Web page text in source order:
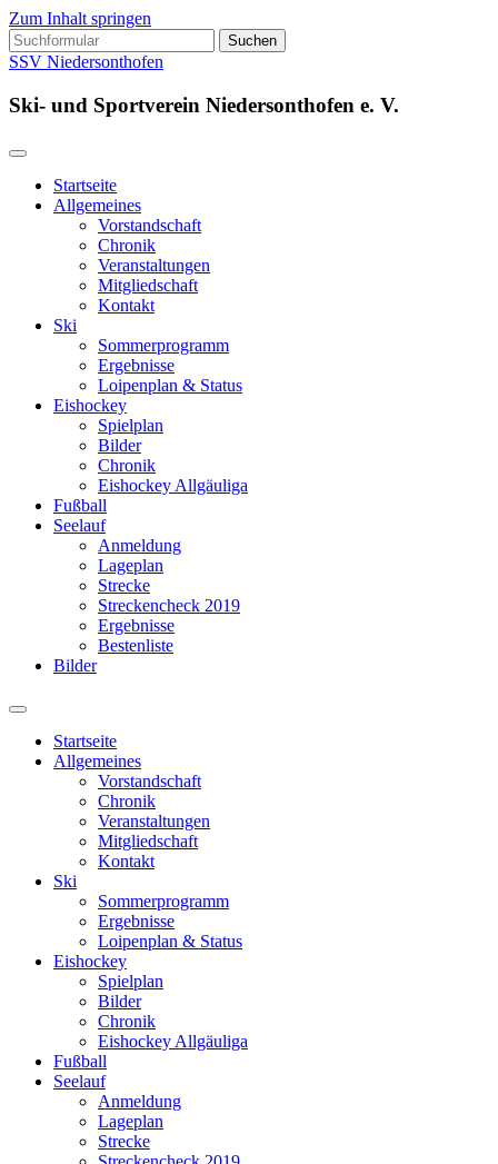
Zum Inhalt springen
Suchen
nach:
SSV Niedersonthofen
Ski- und Sportverein Niedersonthofen e. V.
Startseite
Allgemeines
Vorstandschaft
Chronik
Veranstaltungen
Mitgliedschaft
Kontakt
Ski
Sommerprogramm
Ergebnisse
Loipenplan & Status
Eishockey
Spielplan
Bilder
Chronik
Eishockey Allgäuliga
Fußball
Seelauf
Anmeldung
Lageplan
Strecke
Streckencheck 2019
Ergebnisse
Bestenliste
Bilder
Suchfeld
ein-/ausblenden
Startseite
Allgemeines
Vorstandschaft
Chronik
Veranstaltungen
Mitgliedschaft
Kontakt
Ski
Sommerprogramm
Ergebnisse
Loipenplan & Status
Eishockey
Spielplan
Bilder
Chronik
Eishockey Allgäuliga
Fußball
Seelauf
Anmeldung
Lageplan
Strecke